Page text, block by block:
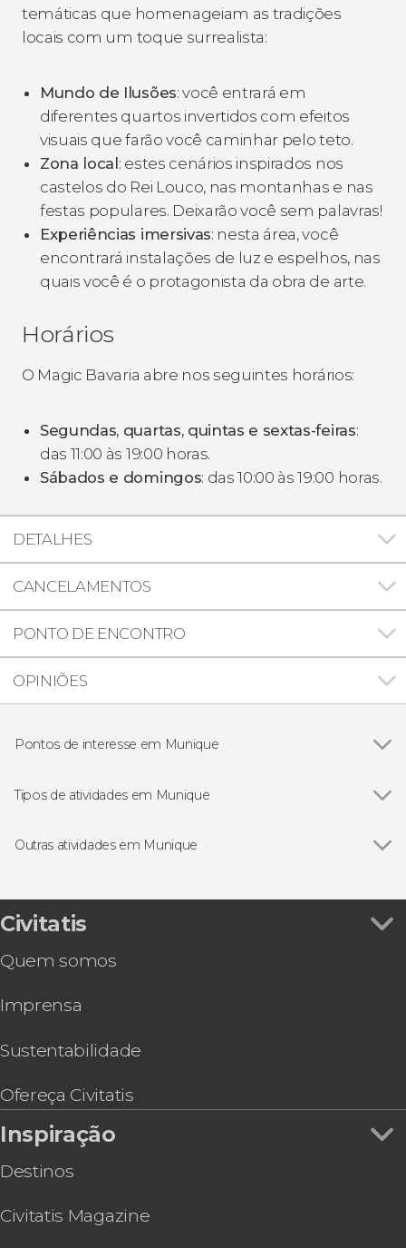
temáticas que homenageiam as tradições
locais com um toque surrealista:
Mundo de Ilusões: você entrará em
diferentes quartos invertidos com efeitos
visuais que farão você caminhar pelo teto.
Zona local: estes cenários inspirados nos
castelos do Rei Louco, nas montanhas e nas
festas populares. Deixarão você sem palavras!
Experiências imersivas: nesta área, você
encontrará instalações de luz e espelhos, nas
quais você é o protagonista da obra de arte.
Horários
O Magic Bavaria abre nos seguintes horários:
Segundas, quartas, quintas e sextas-feiras:
das 11:00 às 19:00 horas.
Sábados e domingos: das 10:00 às 19:00 horas.
DETALHES
CANCELAMENTOS
PONTO DE ENCONTRO
OPINIÕES
Pontos de interesse em Munique
Castelo de Neuschwanstein
Tipos de atividades em Munique
Excursões de um dia
Outras atividades em Munique
Ônibus turístico de Munique, Big Bus
Munich City Card
Palácio de Linderhof
Tour da cerveja por Munique
Munique + Transfer
Ingresso do SEA LIFE® Munich
Hard Rock Cafe Munich sem filas
Civitatis
Quem somos
Imprensa
Sustentabilidade
Ofereça Civitatis
Inspiração
Destinos
Civitatis Magazine